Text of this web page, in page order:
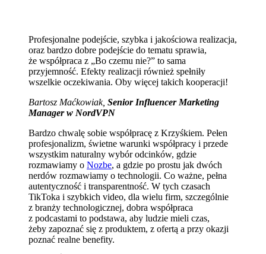
Profesjonalne podejście, szybka i jakościowa realizacja,
oraz bardzo dobre podejście do tematu sprawia,
że współpraca z „Bo czemu nie?” to sama
przyjemność. Efekty realizacji również spełniły
wszelkie oczekiwania. Oby więcej takich kooperacji!
Bartosz Maćkowiak, Senior Influencer Marketing
Manager w NordVPN
Bardzo chwalę sobie współpracę z Krzyśkiem. Pełen
profesjonalizm, świetne warunki współpracy i przede
wszystkim naturalny wybór odcinków, gdzie
rozmawiamy o Nozbe, a gdzie po prostu jak dwóch
nerdów rozmawiamy o technologii. Co ważne, pełna
autentyczność i transparentność. W tych czasach
TikToka i szybkich video, dla wielu firm, szczególnie
z branży technologicznej, dobra współpraca
z podcastami to podstawa, aby ludzie mieli czas,
żeby zapoznać się z produktem, z ofertą a przy okazji
poznać realne benefity.